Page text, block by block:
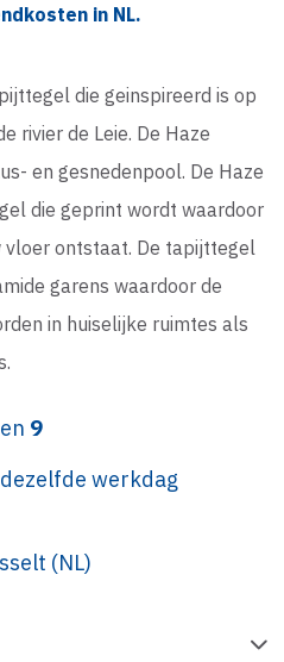
in NL.
die geinspireerd is op
rivier de Leie. De Haze
en gesnedenpool. De Haze
die geprint wordt waardoor
vloer ontstaat. De tapijttegel
garens waardoor de
in huiselijke ruimtes als
9
werkdag
(NL)